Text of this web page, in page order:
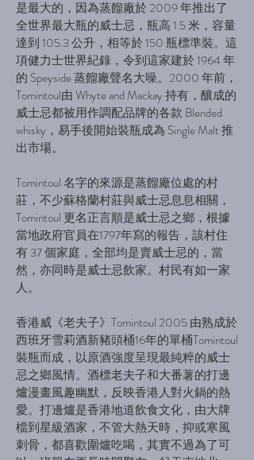
是最大的，因為蒸餾廠於 2009 年推出了
全世界最大瓶的威士忌，瓶高 1.5 米，容量
達到 105.3 公升，相等於 150 瓶標準裝。這
項健力士世界紀錄，令到這家建於 1964 年
的 Speyside 蒸餾廠聲名大噪。2000 年前，
Tomintoul由 Whyte and Mackay 持有，釀成的
威士忌都被用作調配品牌的各款 Blended
whisky，易手後開始裝瓶成為 Single Malt 推
出市場。
Tomintoul 名字的來源是蒸餾廠位處的村
莊，不少蘇格蘭村莊與威士忌息息相關，
Tomintoul 更名正言順是威士忌之鄉，根據
當地政府官員在1797年寫的報告，該村住
有 37 個家庭，全部均是賣威士忌的，當
然，亦同時是威士忌飲家。村民有如一家
人。
香港威《老夫子》Tomintoul 2005 由熟成於
西班牙雪莉酒新豬頭桶16年的單桶Tomintoul
裝瓶而成，以原酒強度呈現最純粹的威士
忌之鄉風情。酒標老夫子和大番薯的打邊
爐漫畫風趣幽默，反映香港人對火鍋的熱
愛。打邊爐是香港地道飲食文化，由大牌
檔到星級酒家，不管大熱天時，抑或寒風
刺骨，都喜歡圍爐吃喝，其實不過為了可